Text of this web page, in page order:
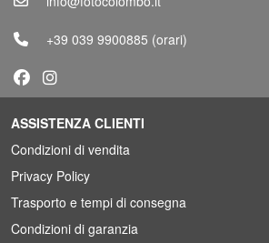
+39 039 9900885 (orari)
ASSISTENZA CLIENTI
Condizioni di vendita
Privacy Policy
Trasporto e tempi di consegna
Condizioni di garanzia